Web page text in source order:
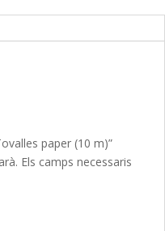
paper (10 m)”
Els camps necessaris